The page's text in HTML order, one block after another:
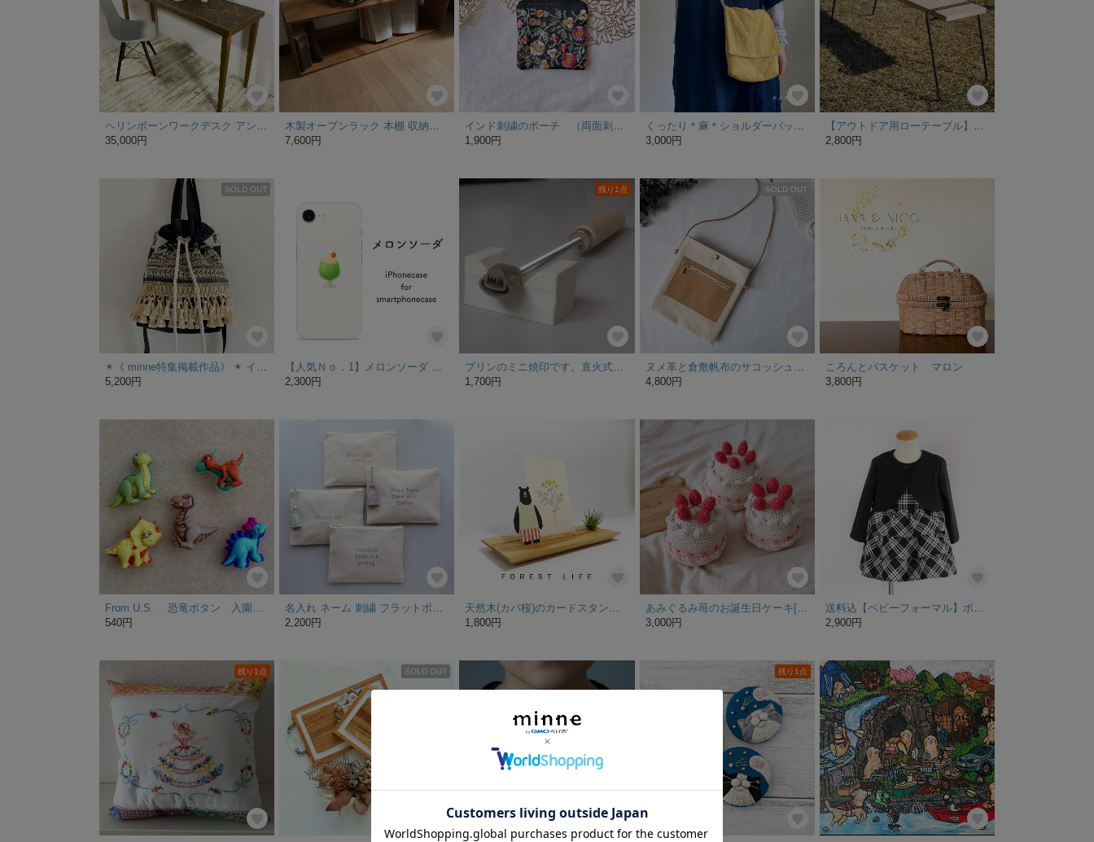
35,000円
7,600円
1,900円
3,000円
2,800円
SOLD OUT
5,200円
2,300円
残り1点
1,700円
SOLD OUT
4,800円
ころんとバスケット マロン
3,800円
From U.S. 恐竜ボタン 入園入学準備
540円
名入れ ネーム 刺繍 フラットポーチ｜推し活・出産祝い・誕生日・記念品・プチギフト｜選べるタッセル｜母子手帳ケース・通帳ケース・メイクポーチ｜お揃い まとめ買い対応【ゴシック体】
2,200円
天然木(カバ桜)のカードスタンド2連溝
1,800円
あみぐるみ苺のお誕生日ケーキ[ホワイト] 記念撮影・おままごと・インテリアに◎ベビーフォト／ペットフォト
3,000円
送料込【ベビーフォーマル】ボレロ付きティアードワンピース 七五三や冠婚葬祭に
2,900円
残り1点 SOLD OUT 残り1点